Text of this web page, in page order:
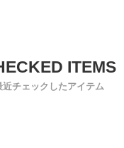
近チェックしたアイテム